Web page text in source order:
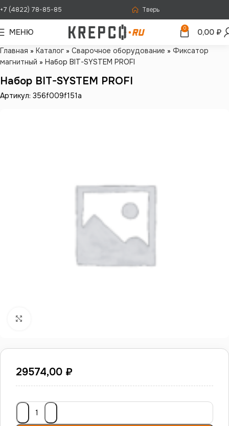
+7 (4822) 78-85-85 Тверь
МЕНЮ 0 0,00 ₽
Главная » Каталог » Сварочное оборудование » Фиксатор
магнитный » Набор BIT-SYSTEM PROFI
Набор BIT-SYSTEM PROFI
Артикул: 356f009f151a
29574,00 ₽